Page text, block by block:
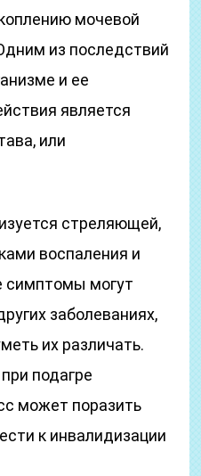
мочевой
из последствий
и ее
является
или
стреляющей,
воспаления и
симптомы могут
заболеваниях,
их различать.
подагре
может поразить
к инвалидизации